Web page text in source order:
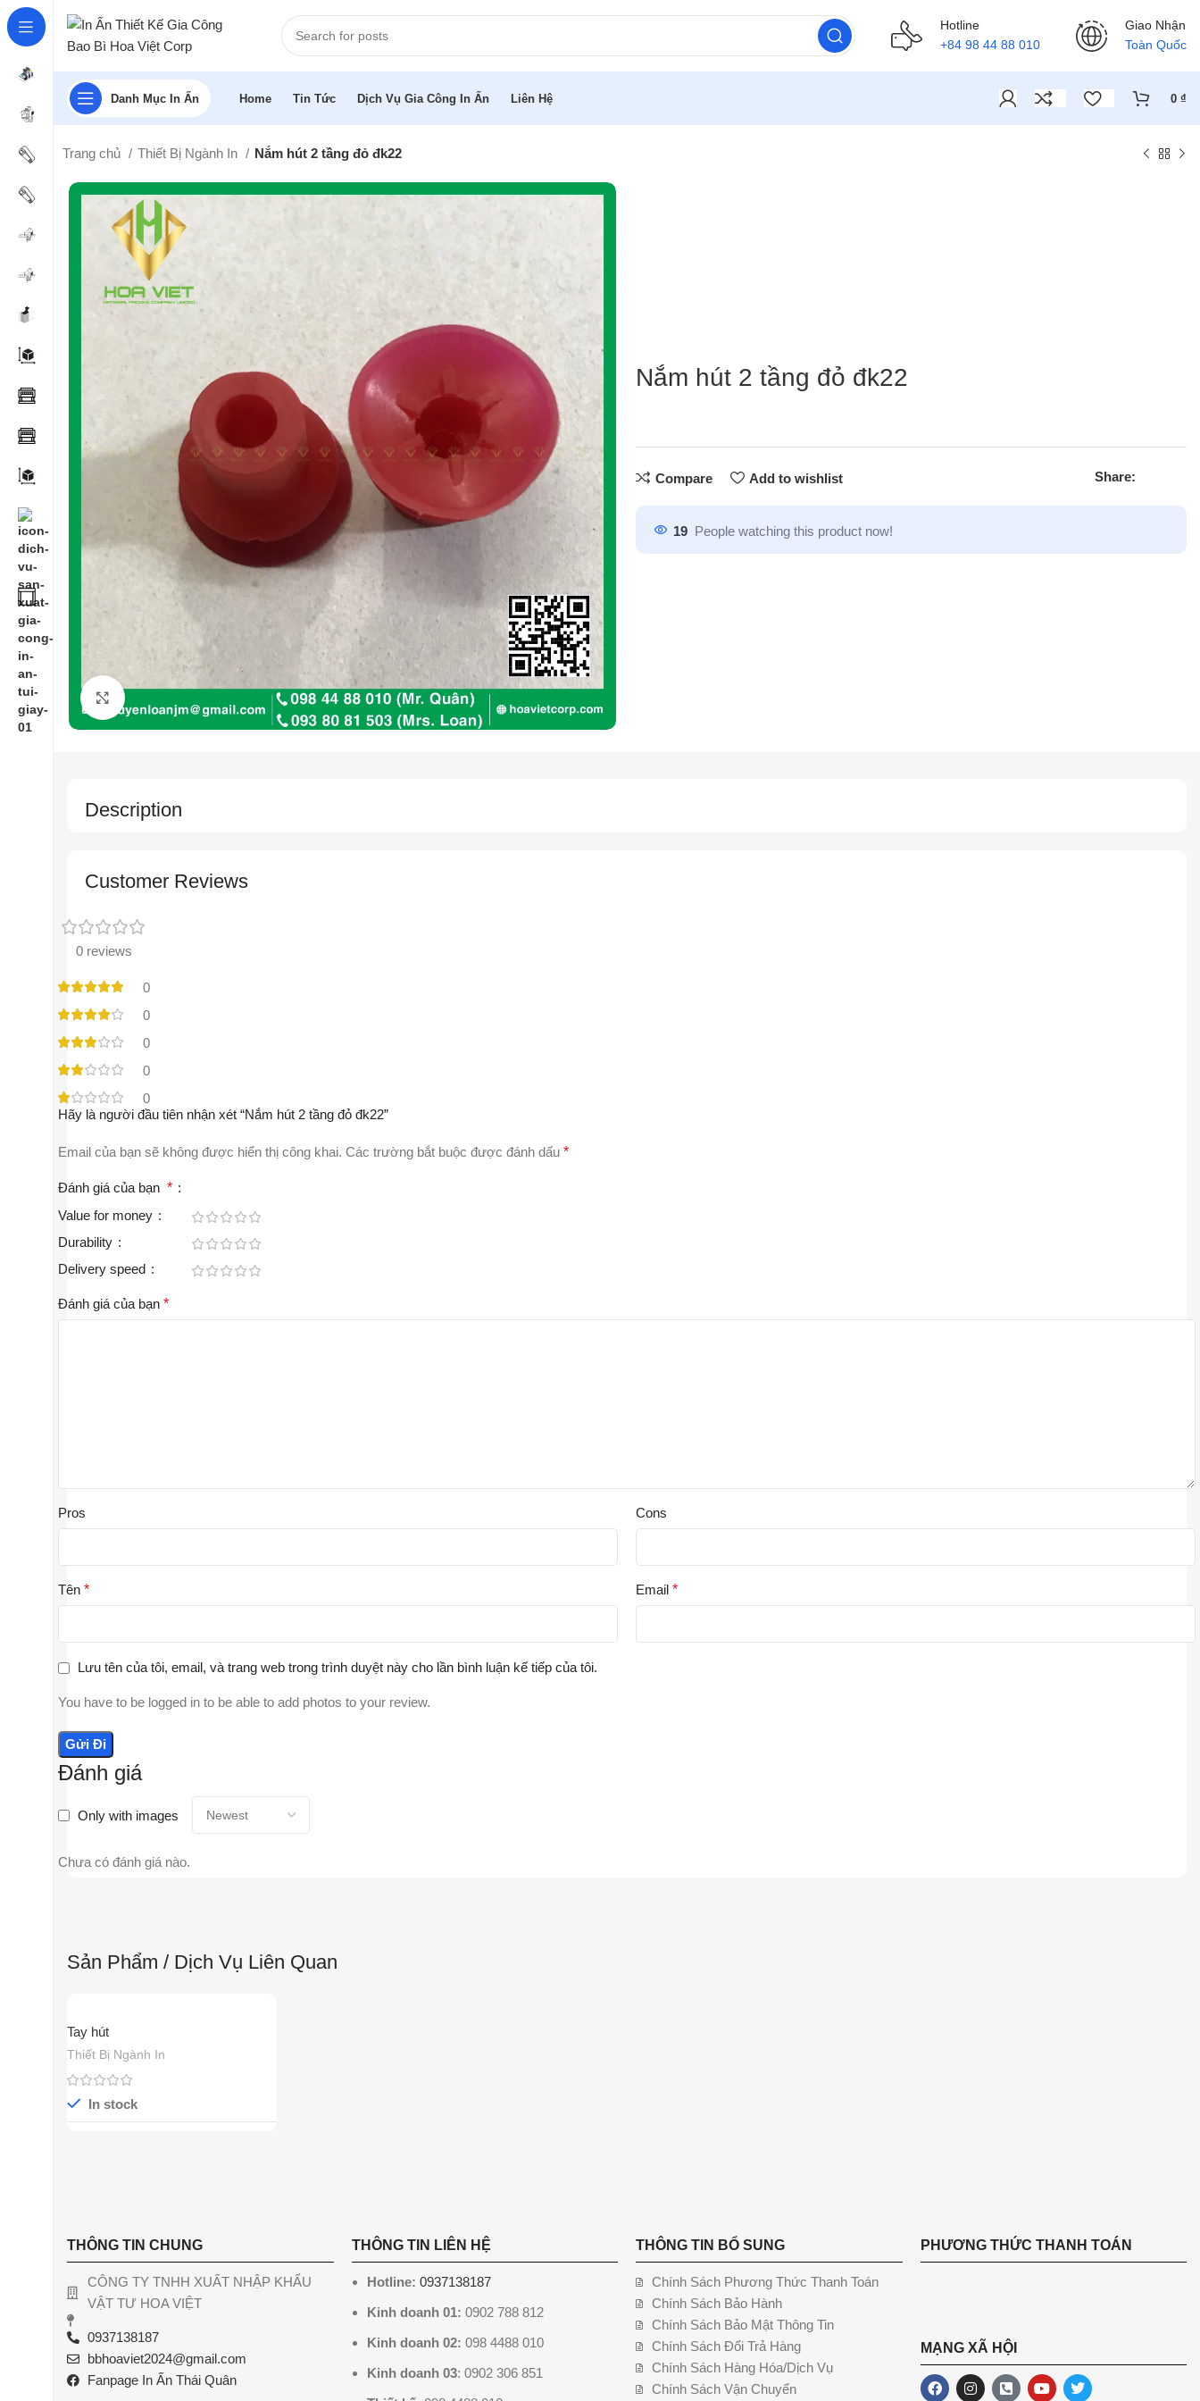
Hotline
+84 98 44 88 010
Giao Nhận
Toàn Quốc
Danh Mục In Ấn Home Tin Tức Dịch Vụ Gia Công In Ấn Liên Hệ 0 ₫
Trang chủ Thiết Bị Ngành In Nắm hút 2 tầng đỏ đk22
Nắm hút 2 tầng đỏ đk22
Compare Add to wishlist Share:
19 People watching this product now!
Description
Customer Reviews
0 reviews
0
0
0
0
0
Đánh giá
Only with images
Chưa có đánh giá nào.
Hãy là người đầu tiên nhận xét “Nắm hút 2 tầng đỏ đk22”
Email của bạn sẽ không được hiển thị công khai. Các trường bắt buộc được đánh dấu *
Đánh giá của bạn *
Value for money
Durability
Delivery speed
Đánh giá của bạn *
Pros Cons
Tên * Email *
Lưu tên của tôi, email, và trang web trong trình duyệt này cho lần bình luận kế tiếp của tôi.
You have to be logged in to be able to add photos to your review.
Sản Phẩm / Dịch Vụ Liên Quan
Tay hút
Thiết Bị Ngành In
In stock
THÔNG TIN CHUNG
CÔNG TY TNHH XUẤT NHẬP KHẨU
VẬT TƯ HOA VIỆT
0937138187
bbhoaviet2024@gmail.com
Fanpage In Ấn Thái Quân
THÔNG TIN LIÊN HỆ
Hotline: 0937138187
Kinh doanh 01: 0902 788 812
Kinh doanh 02: 098 4488 010
Kinh doanh 03: 0902 306 851
THÔNG TIN BỔ SUNG
Chính Sách Phương Thức Thanh Toán
Chính Sách Bảo Hành
Chính Sách Bảo Mật Thông Tin
Chính Sách Đổi Trả Hàng
Chính Sách Hàng Hóa/Dịch Vụ
Chính Sách Vận Chuyển
PHƯƠNG THỨC THANH TOÁN
MẠNG XÃ HỘI